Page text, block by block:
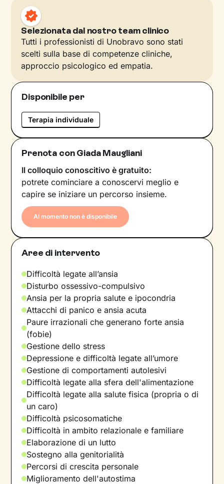
Selezionata dal nostro team clinico
Tutti i professionisti di Unobravo sono stati
scelti sulla base di competenze cliniche,
approccio psicologico ed empatia.
Disponibile per
Terapia individuale
Prenota con Giada Maugliani
Il colloquio conoscitivo è gratuito:
potrete cominciare a conoscervi meglio e
capire se iniziare un percorso insieme.
Al momento non è disponibile
Aree di intervento
Difficoltà legate all’ansia
Disturbo ossessivo-compulsivo
Ansia per la propria salute e ipocondria
Attacchi di panico e ansia acuta
Paure irrazionali che generano forte ansia
(fobie)
Gestione dello stress
Depressione e difficoltà legate all’umore
Gestione di comportamenti autolesivi
Difficoltà legate alla sfera dell'alimentazione
Difficoltà legate alla salute fisica (propria o di
un caro)
Difficoltà psicosomatiche
Difficoltà in ambito relazionale e familiare
Elaborazione di un lutto
Sostegno alla genitorialità
Percorsi di crescita personale
Miglioramento dell'autostima